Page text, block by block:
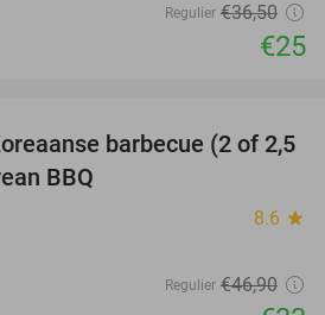
Regulier €36,50
€25
30%
barbecue (2 of 2,5
BBQ
8.6 star
Regulier €46,90